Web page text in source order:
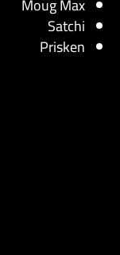
Satchi
Prisken